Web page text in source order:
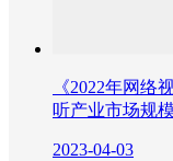
《2022年网络
听产业市场规
2023-04-03